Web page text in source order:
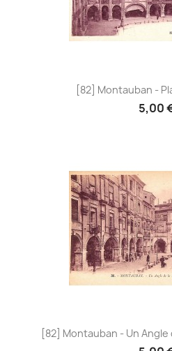
[82] Montauban -
5,00
[82] Montauban - Un Angle